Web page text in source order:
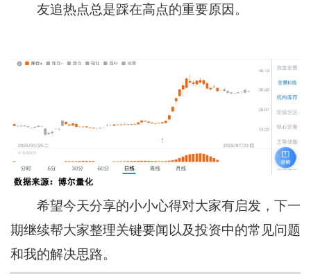
友追热点总是踩在高点的重要原因。
希望今天分享的小小心得对大家有启发，下一
期继续帮大家整理关键要闻以及投资中的常见问题
和我的解决思路。